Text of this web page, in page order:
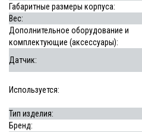
Габаритные размеры корпуса:
Вес:
Дополнительное оборудование и
комплектующие (аксессуары):
Датчик:
Используется:
Тип изделия:
Бренд: